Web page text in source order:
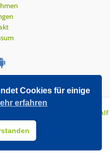
Entwickelt mit WordPress von
Alf
Cookies für einige
erfahren